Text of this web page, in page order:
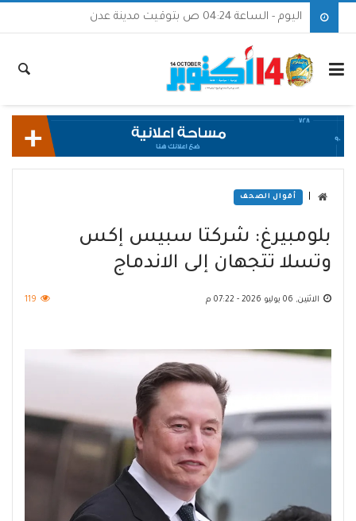
اليوم - الساعة 04:24 ص بتوقيت مدينة عدن
أقوال الصحف
بلومبيرغ: شركتا سبيس إكس
وتسلا تتجهان إلى الاندماج
الاثنين, 06 يوليو 2026 - 07:22 م 119